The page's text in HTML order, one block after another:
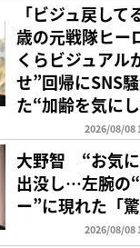
「ビジュ戻し
歳の元戦隊ヒ
くらビジュアル
せ”回帰にSNS
た“加齢を気に
2026/08/08
大野智 “お気
出没し…左腕の
ー”に現れた「
2026/08/08